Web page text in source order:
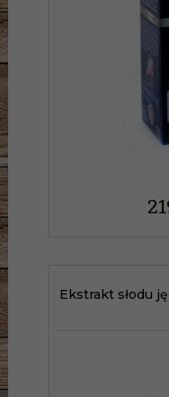
Ekstrakt słodu